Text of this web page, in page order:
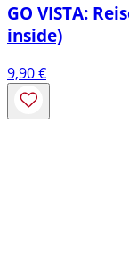
GO VISTA:
inside)
9,90€